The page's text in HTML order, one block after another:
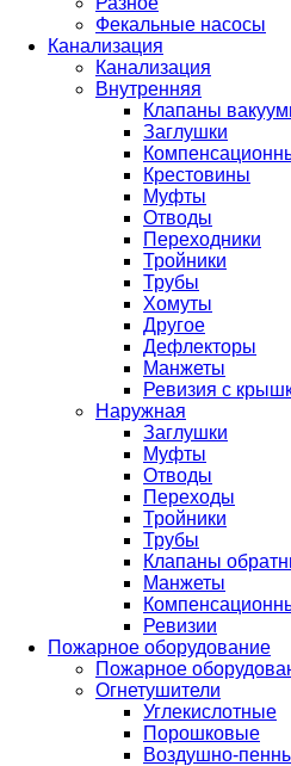
Фекальные насосы
Канализация
Канализация
Внутренняя
Клапаны
Заглушки
Крестовины
Муфты
Отводы
Переходники
Тройники
Трубы
Хомуты
Другое
Дефлекторы
Манжеты
Ревизия с
Наружная
Заглушки
Муфты
Отводы
Переходы
Тройники
Трубы
Клапаны
Манжеты
Ревизии
Пожарное оборудование
Пожарное
Огнетушители
Углекислотные
Порошковые
Воздушно-